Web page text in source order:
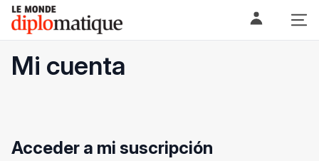
Skip
content
Le monde diplomatique
Mi cuenta
Acceder a mi suscripción